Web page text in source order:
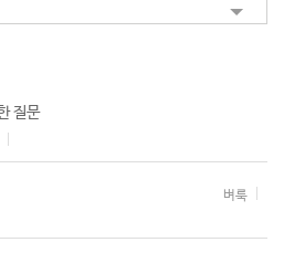
질문
벼룩